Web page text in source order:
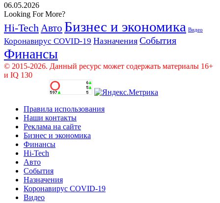
06.05.2026
Looking For More?
Hi-Tech Авто Бизнес и экономика Видео
Коронавирус COVID-19 Назначения События
Финансы
© 2015-2026. Данный ресурс может содержать материалы 16+
и IQ 130
Правила использования
Наши контакты
Реклама на сайте
Бизнес и экономика
Финансы
Hi-Tech
Авто
События
Назначения
Коронавирус COVID-19
Видео